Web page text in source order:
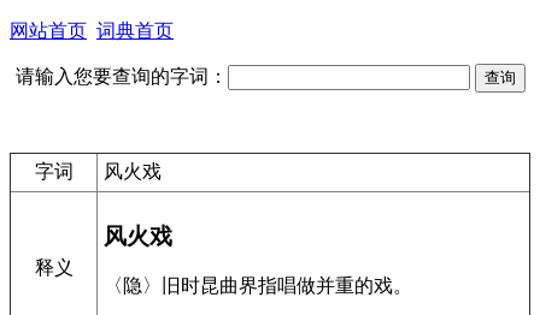
网站首页 词典首页
请输入您要查询的字词：
字词 风火戏
释义
风火戏
〈隐〉旧时昆曲界指唱做并重的戏。